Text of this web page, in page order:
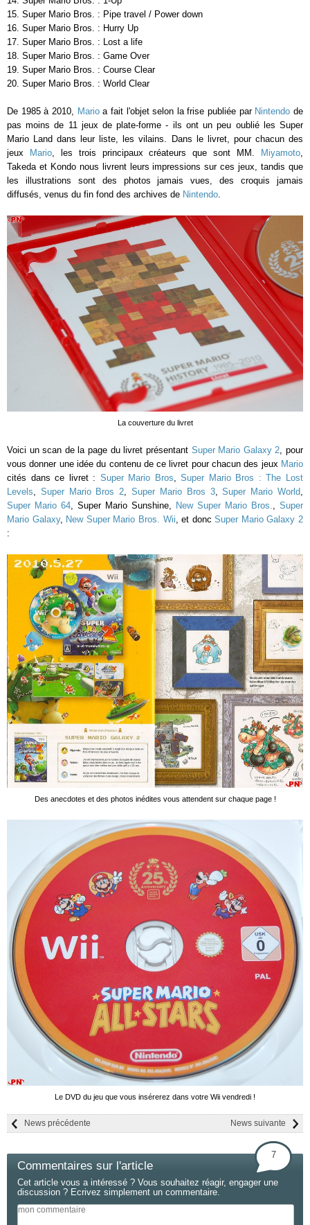
15. Super Mario Bros. : Pipe travel / Power down
16. Super Mario Bros. : Hurry Up
17. Super Mario Bros. : Lost a life
18. Super Mario Bros. : Game Over
19. Super Mario Bros. : Course Clear
20. Super Mario Bros. : World Clear
De 1985 à 2010, Marioa fait l'objet selon la frise publiée par Nintendo de
pas moins de 11 jeux de plate-forme - ils ont un peu oublié les Super
Mario Land dans leur liste, les vilains. Dans le livret, pour chacun des
jeux Mario, les trois principaux créateurs que sont MM. Miyamoto
Takeda et Kondo nous livrent leurs impressions sur ces jeux, tandis que
les illustrations sont des photos jamais vues, des croquis jamais
diffusés, venus du fin fond des archives de Nintendo
La couverture du livret
Voici un scan de la page du livret présentant Super Mario Galaxy 2, pour
vous donner une idée du contenu de ce livret pour chacun des jeux Mario
cités dans ce livret : Super Mario Bros,Super Mario Bros : The Lost
Levels, Super Mario Bros 2,Super Mario Bros 3,Super Mario World,
Super Mario 64, Super Mario Sunshine, New Super Mario Bros., Super
Mario Galaxy, New Super Mario Bros. Wii, et doncSuper Mario Galaxy 2
:
Des anecdotes et des photos inédites vous attendent sur chaque page !
Le DVD du jeu que vous insérerez dans votre Wii vendredi !
News suivante
News précédente
Commentaires sur l'article
7
Cet article vous a intéressé ? Vous souhaitez réagir, engager une
discussion ? Ecrivez simplement un commentaire.